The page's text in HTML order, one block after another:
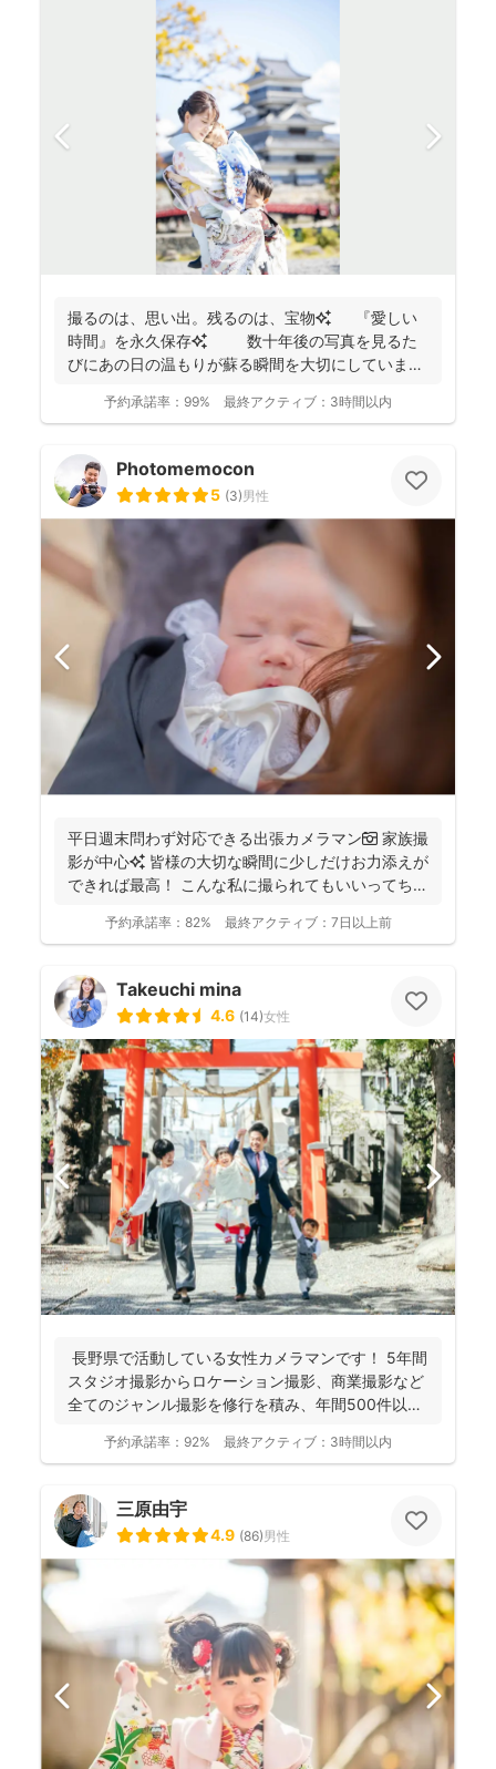
撮るのは、思い出。残るのは、宝物✨ 『愛しい
時間』を永久保存✨ 数十年後の写真を見るた
びにあの日の温もりが蘇る瞬間を大切にしています
予約承諾率： 99% 最終アクティブ： 3時間以内
Photomemocon
5 (3)男性
平日週末問わず対応できる出張カメラマン📷 家族撮
影が中心✨ 皆様の大切な瞬間に少しだけお力添えが
できれば最高！ こんな私に撮られてもいいってちら
予約承諾率： 82% 最終アクティブ： 7日以上前
Takeuchi mina
4.6 (14)女性
長野県で活動している女性カメラマンです！ 5年間
スタジオ撮影からロケーション撮影、商業撮影など
全てのジャンル撮影を修行を積み、年間500件以上
予約承諾率： 92% 最終アクティブ： 3時間以内
三原由宇
4.9 (86)男性